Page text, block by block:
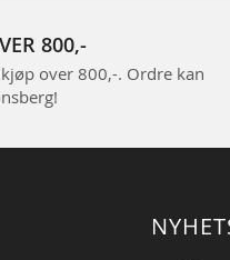
800,-
over 800,-. Ordre kan